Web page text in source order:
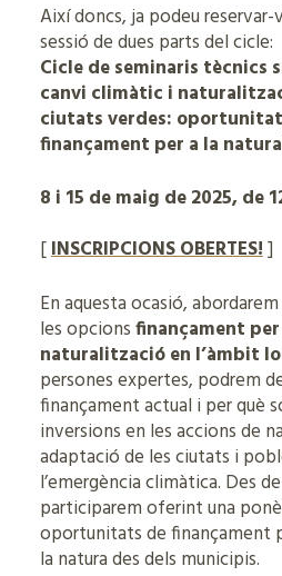
Així doncs, ja podeu
sessió de dues parts del cicle:
Cicle de seminaris tècnics
canvi climàtic i
ciutats verdes:
finançament per a la
8 i 15 de maig de 2025, de
[INSCRIPCIONS OBERTES!]
En aquesta ocasió,
les opcionsfinançament
naturalització en l’àmbit
persones expertes, podrem
finançament actual i per què
inversions en les accions de
adaptació de les ciutats i
l’emergència climàtica. Des
participarem oferint una
oportunitats de finançament
la natura des dels municipis.